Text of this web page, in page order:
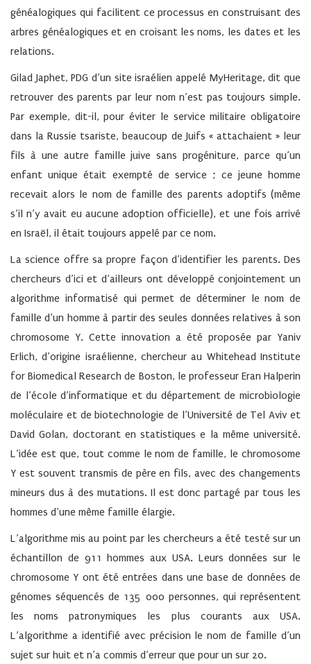
généalogiques qui facilitent ce processus en construisant des
arbres généalogiques et en croisant les noms, les dates et les
relations.
Gilad Japhet, PDG d’un site israélien appelé MyHeritage, dit que
retrouver des parents par leur nom n’est pas toujours simple.
Par exemple, dit-il, pour éviter le service militaire obligatoire
dans la Russie tsariste, beaucoup de Juifs « attachaient » leur
fils à une autre famille juive sans progéniture, parce qu’un
enfant unique était exempté de service ; ce jeune homme
recevait alors le nom de famille des parents adoptifs (même
s’il n’y avait eu aucune adoption officielle), et une fois arrivé
en Israël, il était toujours appelé par ce nom.
La science offre sa propre façon d’identifier les parents. Des
chercheurs d’ici et d’ailleurs ont développé conjointement un
algorithme informatisé qui permet de déterminer le nom de
famille d’un homme à partir des seules données relatives à son
chromosome Y. Cette innovation a été proposée par Yaniv
Erlich, d’origine israélienne, chercheur au Whitehead Institute
for Biomedical Research de Boston, le professeur Eran Halperin
de l’école d’informatique et du département de microbiologie
moléculaire et de biotechnologie de l’Université de Tel Aviv et
David Golan, doctorant en statistiques e la même université.
L’idée est que, tout comme le nom de famille, le chromosome
Y est souvent transmis de père en fils, avec des changements
mineurs dus à des mutations. Il est donc partagé par tous les
hommes d’une même famille élargie.
L’algorithme mis au point par les chercheurs a été testé sur un
échantillon de 911 hommes aux USA. Leurs données sur le
chromosome Y ont été entrées dans une base de données de
génomes séquencés de 135 000 personnes, qui représentent
les noms patronymiques les plus courants aux USA.
L’algorithme a identifié avec précision le nom de famille d’un
sujet sur huit et n’a commis d’erreur que pour un sur 20.